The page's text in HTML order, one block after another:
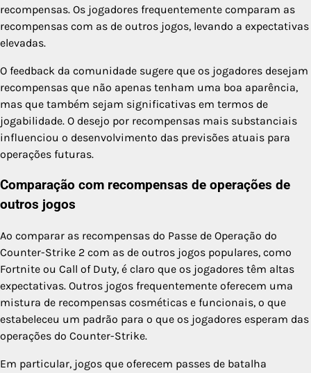
recompensas. Os jogadores frequentemente comparam as
recompensas com as de outros jogos, levando a expectativas
elevadas.
O feedback da comunidade sugere que os jogadores desejam
recompensas que não apenas tenham uma boa aparência,
mas que também sejam significativas em termos de
jogabilidade. O desejo por recompensas mais substanciais
influenciou o desenvolvimento das previsões atuais para
operações futuras.
Comparação com recompensas de operações de
outros jogos
Ao comparar as recompensas do Passe de Operação do
Counter-Strike 2 com as de outros jogos populares, como
Fortnite ou Call of Duty, é claro que os jogadores têm altas
expectativas. Outros jogos frequentemente oferecem uma
mistura de recompensas cosméticas e funcionais, o que
estabeleceu um padrão para o que os jogadores esperam das
operações do Counter-Strike.
Em particular, jogos que oferecem passes de batalha